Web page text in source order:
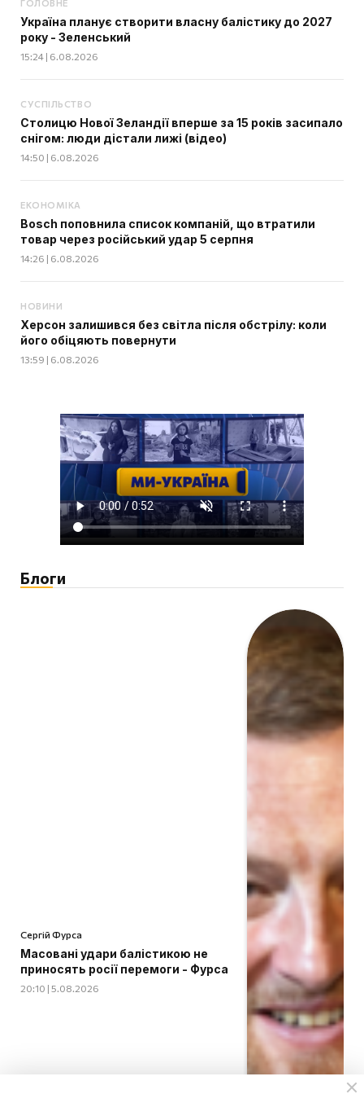
ГОЛОВНЕ
Україна планує створити власну балістику до 2027
року - Зеленський
15:24 | 6.08.2026
СУСПІЛЬСТВО
Столицю Нової Зеландії вперше за 15 років засипало
снігом: люди дістали лижі (відео)
14:50 | 6.08.2026
ЕКОНОМІКА
Bosch поповнила список компаній, що втратили
товар через російський удар 5 серпня
14:26 | 6.08.2026
НОВИНИ
Херсон залишився без світла після обстрілу: коли
його обіцяють повернути
13:59 | 6.08.2026
Блоги
Сергій Фурса
Масовані удари балістикою не
приносять росії перемоги - Фурса
20:10 | 5.08.2026